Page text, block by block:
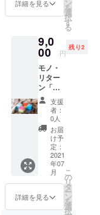
場がで
ど） ④
上記③
め、
「備考
欄」に
【クレ
ジット
しても
らいた
いお名
（ニッ
クネー
ム）】
入くだ
さい！
きまし
ては、
のリ
ターン
と写真
のリ
ターン
のセッ
トでは
ござい
ます
が、住
所もご
登録い
ただく
形とに
なりま
す。ご
了承い
し、別
のご支
まとお
時間が
重なっ
た場合
は、事
前にご
相談さ
せてい
ただく
ことが
ござい
ます。
◯天候
等によ
り延
期・中
止と
なった
場合、
となり
ます。
で「コ
ロナ禍
で家に
篭もり
がちな
人にも
家で
キャン
ドルを
点け
て、い
つもと
少し
違った
日を思
に過ご
して欲
もちの
ひな祭
を、夏
は海、
秋は紅
葉、冬
は薄氷
という
イメー
ジで作
りまし
た。こ
ちらの
リター
ンはそ
の中で
となり
ます。
でキャ
みまし
た！
フで
春・
夏・
秋・冬
をそれ
ぞれイ
メージ
してつ
くりま
した。
春は三
色団子
もちの
ひな祭
をみん
なで作
りた
い！」
という
お話が
出まし
て、
Smilax
Candle
さんか
ら教わ
りなが
らス
タッフ
みんな
でキャ
ドル
（中）
も一緒
に活動
してい
ただい
ている
「Kam
e
Candle
」さん
が製作
するデ
ザイン
キャン
ドル
（中）
を中心
とした
詳細を見る ン
を
選
択
す
る
9,0
00 円
残り2
モノ・
リター
ン「ス
タッフ
みんな
で作っ
た手作
りキャ
ンドル
その５
〜四
季〜」
今年の
キャン
ドルの
支援
者：
0人
お届
け予
定：
2021
年07
月
詳細を見る
こ
の
リ
タ
ー
ン
を
選
択